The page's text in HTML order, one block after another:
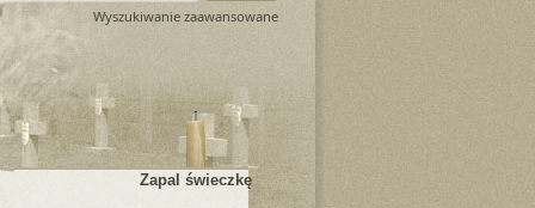
Wyszukiwanie zaawansowane
Zapal świeczkę